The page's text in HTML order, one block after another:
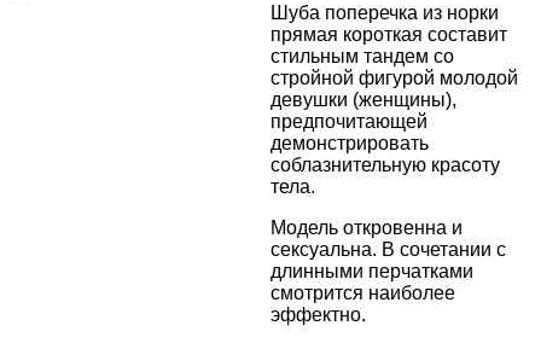
Шуба поперечка из норки
прямая короткая составит
стильным тандем со
стройной фигурой молодой
девушки (женщины),
предпочитающей
демонстрировать
соблазнительную красоту
тела.
Модель откровенна и
сексуальна. В сочетании с
длинными перчатками
смотрится наиболее
эффектно.